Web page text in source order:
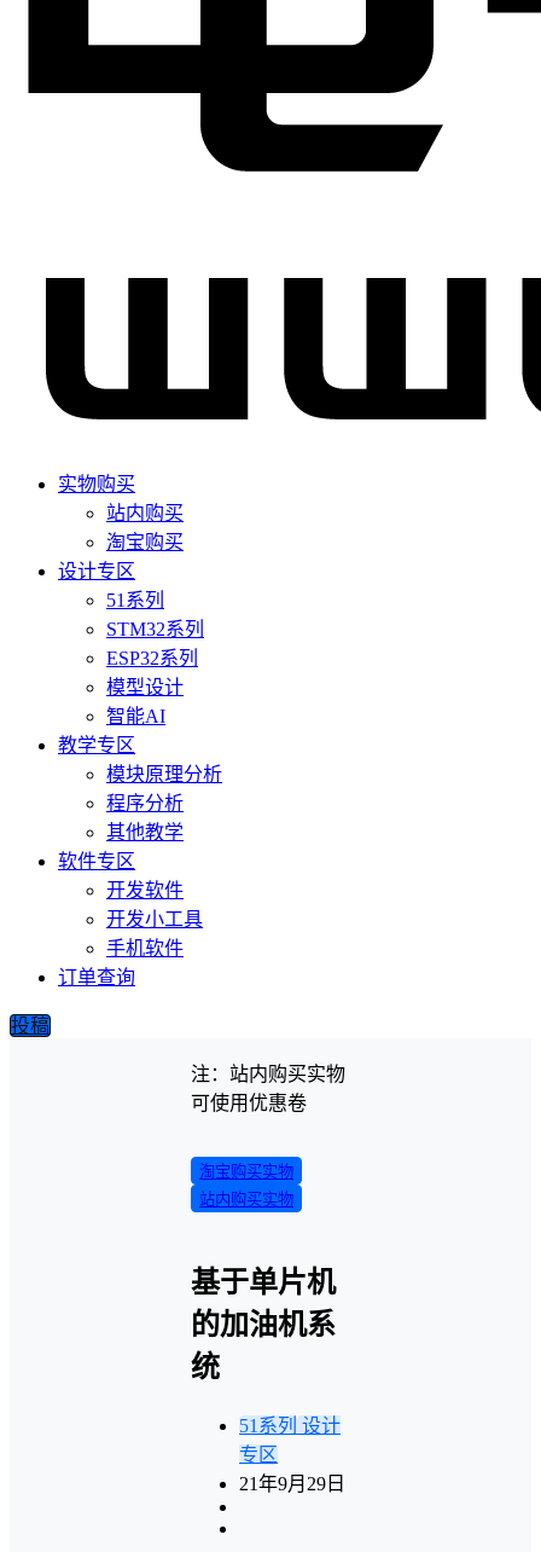
实物购买
站内购买
淘宝购买
设计专区
51系列
STM32系列
ESP32系列
模型设计
智能AI
教学专区
模块原理分析
程序分析
其他教学
软件专区
开发软件
开发小工具
手机软件
订单查询
投稿
注：站内购买实物
可使用优惠卷
淘宝购买实物
站内购买实物
基于单片机
的加油机系
统
51系列 设计
专区
21年9月29日